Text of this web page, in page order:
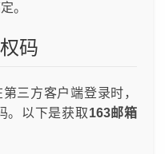
。
码
三方客户端登录时，
。以下是获取163邮箱